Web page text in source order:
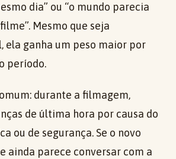
dia” ou “o mundo parecia
Mesmo que seja
ela ganha um peso maior por
período.
durante a filmagem,
de última hora por causa do
ou de segurança. Se o novo
ainda parece conversar com a